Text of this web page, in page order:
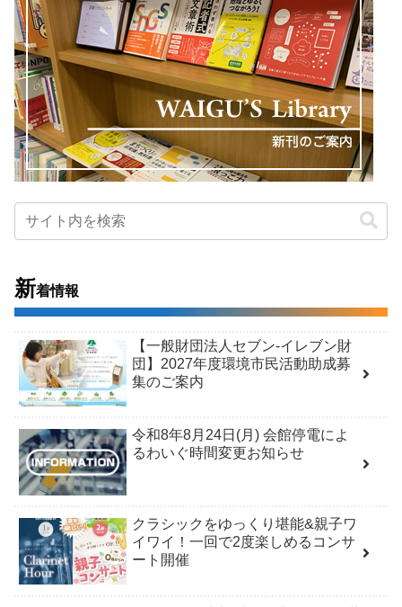
新着情報
【一般財団法人セブン-イレブン財
団】2027年度環境市民活動助成募
集のご案内
令和8年8月24日(月) 会館停電によ
るわいぐ時間変更お知らせ
クラシックをゆっくり堪能&親子ワ
イワイ！一回で2度楽しめるコンサ
ート開催